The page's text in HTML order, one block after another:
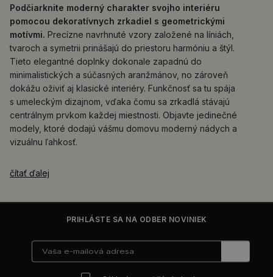
Podčiarknite moderný charakter svojho interiéru
pomocou dekoratívnych zrkadiel s geometrickými
motívmi. Precízne navrhnuté vzory založené na líniách,
tvaroch a symetrii prinášajú do priestoru harmóniu a štýl.
Tieto elegantné doplnky dokonale zapadnú do
minimalistických a súčasných aranžmánov, no zároveň
dokážu oživiť aj klasické interiéry. Funkčnosť sa tu spája
s umeleckým dizajnom, vďaka čomu sa zrkadlá stávajú
centrálnym prvkom každej miestnosti. Objavte jedinečné
modely, ktoré dodajú vášmu domovu moderný nádych a
vizuálnu ľahkosť.
čítať ďalej
PRIHLÁSTE SA NA ODBER NOVINIEK